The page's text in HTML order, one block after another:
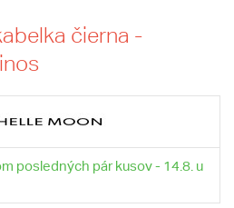
čierna -
posledných pár kusov - 14.8. u